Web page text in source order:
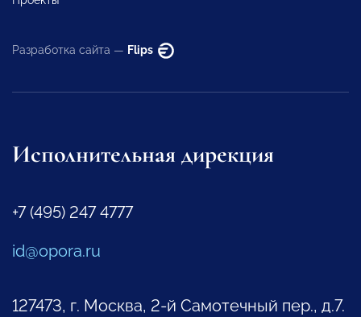
Разработка сайта — Flips
Исполнительная дирекция
+7 (495) 247 4777
id@opora.ru
127473, г. Москва, 2-й Самотечный пер., д.7.